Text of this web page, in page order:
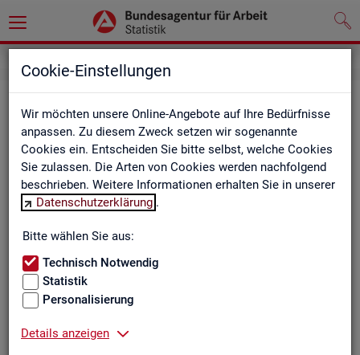
Cookie-Einstellungen
Wir möchten unsere Online-Angebote auf Ihre Bedürfnisse
anpassen. Zu diesem Zweck setzen wir sogenannte
Cookies ein. Entscheiden Sie bitte selbst, welche Cookies
Sie zulassen. Die Arten von Cookies werden nachfolgend
beschrieben. Weitere Informationen erhalten Sie in unserer
Datenschutzerklärung .
Bitte wählen Sie aus:
Technisch Notwendig
Statistik
Personalisierung
Details anzeigen
Be­ru­fe auf einen Blick
Die Dia­gram­me und Ta­bel­len wer­den jähr­lich ak­tua­li­siert und
ent­hal­ten In­for­ma­tio­nen zu den The­men Be­schäf­ti­gung, Ent­
gelt, Ar­beits­lo­sig­keit, ge­mel­de­te Ar­beits­stel­len und Fach­kräf­
te­be­darf aller Be­ru­fe sowie der MINT- und In­ge­nieur­be­ru­fe dif­
fe­ren­ziert nach dem An­for­de­rungs­ni­veau (z.B. Fach­kräf­te) für
Deutsch­land, Län­der und Agen­tur­be­zir­ke
Bitte wäh­len Sie ein Thema aus